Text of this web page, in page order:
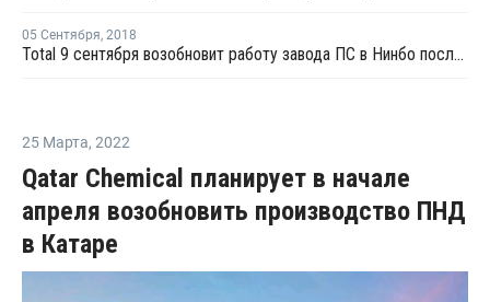
05 Сентября, 2018
Total 9 сентября возобновит работу завода ПС в Нинбо после профилактики
25 Марта, 2022
Qatar Chemical планирует в начале
апреля возобновить производство ПНД
в Катаре